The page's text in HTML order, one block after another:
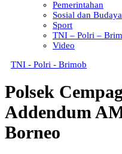
Pemerintahan
Sosial dan Budaya
Sport
TNI – Polri –
Video
TNI - Polri - Brimob
Polsek
Addendum
Borneo